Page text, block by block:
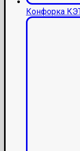
Конфорка